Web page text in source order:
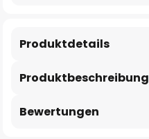
Produktbeschreibung
Produktdetails
Bewertungen